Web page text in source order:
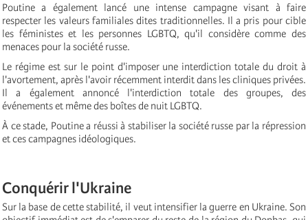
Poutine a également lancé une intense campagne visant à faire
respecter les valeurs familiales dites traditionnelles. Il a pris pour cible
les féministes et les personnes LGBTQ, qu'il considère comme des
menaces pour la société russe.
Le régime est sur le point d'imposer une interdiction totale du droit à
l'avortement, après l'avoir récemment interdit dans les cliniques privées.
Il a également annoncé l'interdiction totale des groupes, des
événements et même des boîtes de nuit LGBTQ.
À ce stade, Poutine a réussi à stabiliser la société russe par la répression
et ces campagnes idéologiques.
Conquérir l'Ukraine
Sur la base de cette stabilité, il veut intensifier la guerre en Ukraine. Son